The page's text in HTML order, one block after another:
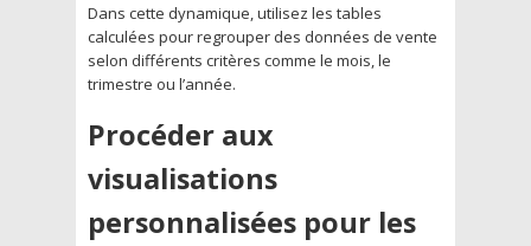
Dans cette dynamique, utilisez les tables
calculées pour regrouper des données de vente
selon différents critères comme le mois, le
trimestre ou l’année.
Procéder aux
visualisations
personnalisées pour les